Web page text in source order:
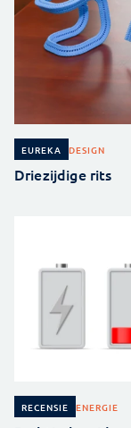
EUREKA DESIGN
Driezijdige rits
RECENSIE ENERGIE